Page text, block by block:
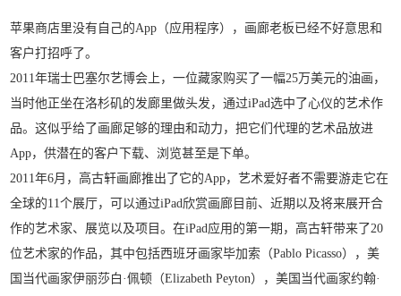
苹果商店里没有自己的App（应用程序），画廊老板已经不好意思和
客户打招呼了。
2011年瑞士巴塞尔艺博会上，一位藏家购买了一幅25万美元的油画，
当时他正坐在洛杉矶的发廊里做头发，通过iPad选中了心仪的艺术作
品。这似乎给了画廊足够的理由和动力，把它们代理的艺术品放进
App，供潜在的客户下载、浏览甚至是下单。
2011年6月，高古轩画廊推出了它的App，艺术爱好者不需要游走它在
全球的11个展厅，可以通过iPad欣赏画廊目前、近期以及将来展开合
作的艺术家、展览以及项目。在iPad应用的第一期，高古轩带来了20
位艺术家的作品，其中包括西班牙画家毕加索（Pablo Picasso），美
国当代画家伊丽莎白·佩顿（Elizabeth Peyton），美国当代画家约翰·